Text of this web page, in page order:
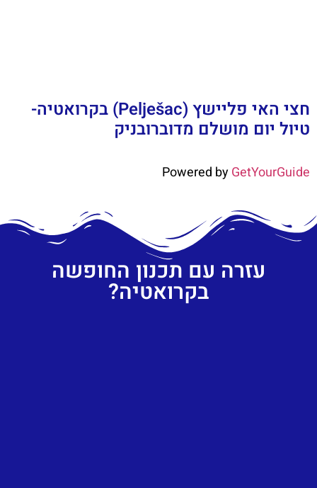
חצי האי פליישץ (Pelješac) בקרואטיה-
טיול יום מושלם מדוברובניק
Powered byGetYourGuide
עזרה עם תכנון החופשה
בקרואטיה?